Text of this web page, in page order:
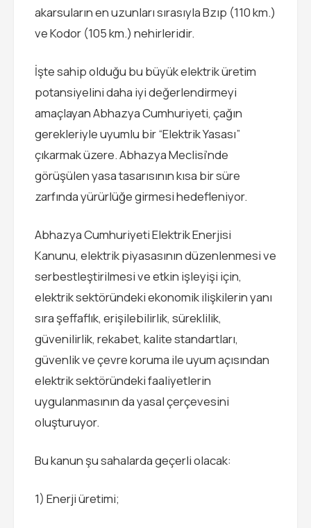
akarsuların en uzunları sırasıyla Bzıp (110 km.)
ve Kodor (105 km.) nehirleridir.
İşte sahip olduğu bu büyük elektrik üretim
potansiyelini daha iyi değerlendirmeyi
amaçlayan Abhazya Cumhuriyeti, çağın
gerekleriyle uyumlu bir “Elektrik Yasası”
çıkarmak üzere. Abhazya Meclisi’nde
görüşülen yasa tasarısının kısa bir süre
zarfında yürürlüğe girmesi hedefleniyor.
Abhazya Cumhuriyeti Elektrik Enerjisi
Kanunu, elektrik piyasasının düzenlenmesi ve
serbestleştirilmesi ve etkin işleyişi için,
elektrik sektöründeki ekonomik ilişkilerin yanı
sıra şeffaflık, erişilebilirlik, süreklilik,
güvenilirlik, rekabet, kalite standartları,
güvenlik ve çevre koruma ile uyum açısından
elektrik sektöründeki faaliyetlerin
uygulanmasının da yasal çerçevesini
oluşturuyor.
Bu kanun şu sahalarda geçerli olacak:
1) Enerji üretimi;